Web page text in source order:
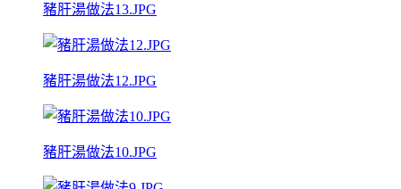
豬肝湯做法13.JPG
豬肝湯做法12.JPG
豬肝湯做法10.JPG